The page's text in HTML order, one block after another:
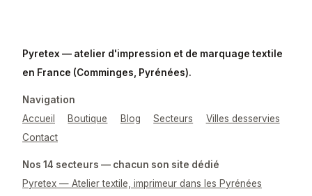
Pyretex — atelier d'impression et de marquage textile
en France (Comminges, Pyrénées).
Navigation
Accueil
Boutique Blog Secteurs
Villes desservies
Contact
Nos 14 secteurs — chacun son site dédié
Pyretex — Atelier textile, imprimeur dans les Pyrénées